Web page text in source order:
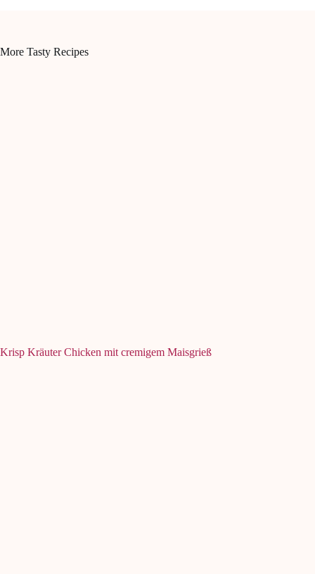
More Tasty Recipes
Krisp Kräuter Chicken mit cremigem Maisgrieß